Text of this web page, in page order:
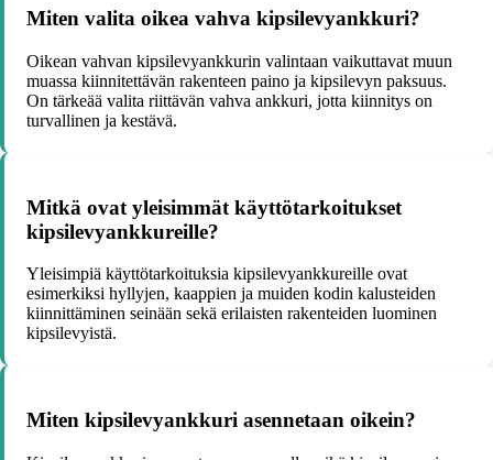
Miten valita oikea vahva kipsilevyankkuri?
Oikean vahvan kipsilevyankkurin valintaan vaikuttavat muun
muassa kiinnitettävän rakenteen paino ja kipsilevyn paksuus.
On tärkeää valita riittävän vahva ankkuri, jotta kiinnitys on
turvallinen ja kestävä.
Mitkä ovat yleisimmät käyttötarkoitukset
kipsilevyankkureille?
Yleisimpiä käyttötarkoituksia kipsilevyankkureille ovat
esimerkiksi hyllyjen, kaappien ja muiden kodin kalusteiden
kiinnittäminen seinään sekä erilaisten rakenteiden luominen
kipsilevyistä.
Miten kipsilevyankkuri asennetaan oikein?